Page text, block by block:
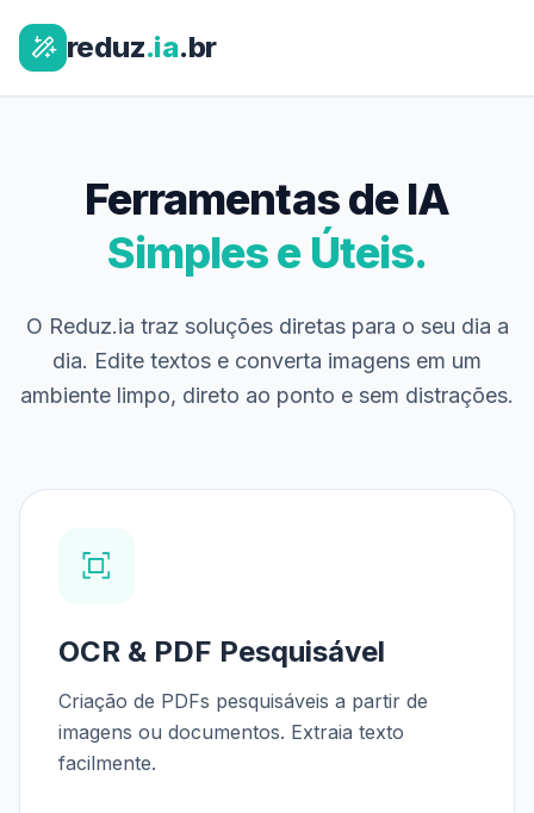
reduz.ia.br
Ferramentas de IA
Simples e Úteis.
O Reduz.ia traz soluções diretas para o seu dia a
dia. Edite textos e converta imagens em um
ambiente limpo, direto ao ponto e sem distrações.
OCR & PDF Pesquisável
Criação de PDFs pesquisáveis a partir de
imagens ou documentos. Extraia texto
facilmente.